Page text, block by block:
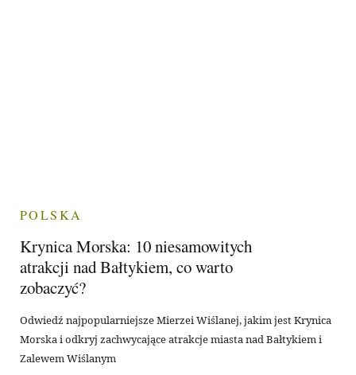
POLSKA
Krynica Morska: 10 niesamowitych
atrakcji nad Bałtykiem, co warto
zobaczyć?
Odwiedź najpopularniejsze Mierzei Wiślanej, jakim jest Krynica
Morska i odkryj zachwycające atrakcje miasta nad Bałtykiem i
Zalewem Wiślanym